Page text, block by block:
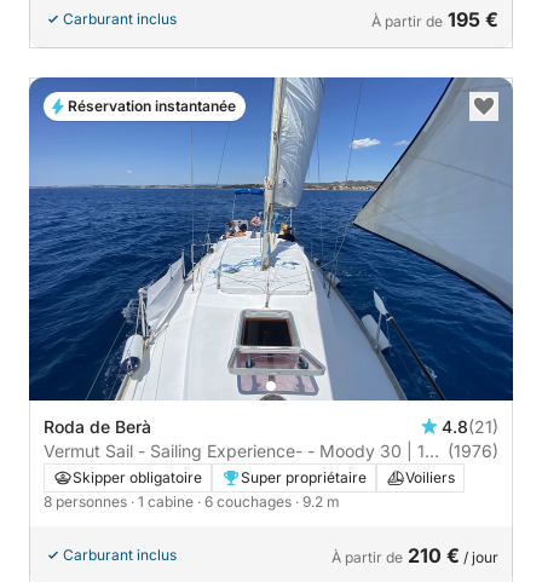
Carburant inclus À partir de 195 €
Roda de Berà 4.8(21)
Vermut Sail - Sailing Experience- - Moody 30 | 1
cabine
(1976)
Skipper obligatoire Super propriétaire
Voiliers
8 personnes · 1 cabine · 6 couchages · 9.2 m
Carburant inclus À partir de 210 € / jour
Réservation instantanée